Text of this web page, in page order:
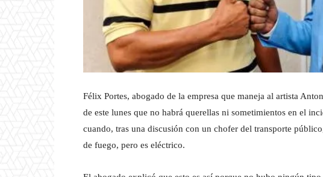
Félix Portes, abogado de la empresa que maneja al artista
de este lunes que no habrá querellas ni sometimientos en el
cuando, tras una discusión con un chofer del transporte
de fuego, pero es eléctrico.